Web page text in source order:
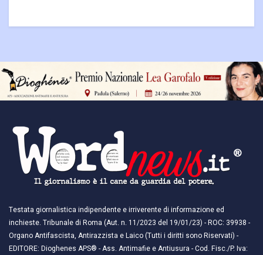
Testata giornalistica indipendente e irriverente di informazione ed
inchieste. Tribunale di Roma (Aut. n. 11/2023 del 19/01/23) - ROC: 39938 -
Organo Antifascista, Antirazzista e Laico (Tutti i diritti sono Riservati) -
EDITORE: Dioghenes APS® - Ass. Antimafie e Antiusura - Cod. Fisc./P. Iva: